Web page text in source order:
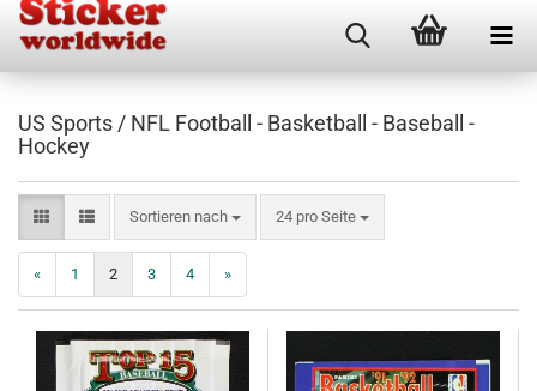
US Sports / NFL Football - Basketball - Baseball -
Hockey
Sortieren nach
Sortieren nach 24 pro Seite
pro Seite
« 1 2 3 4 »